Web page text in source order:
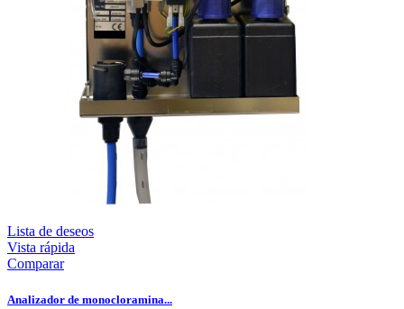
Lista de deseos
Vista rápida
Comparar
Analizador de monocloramina...